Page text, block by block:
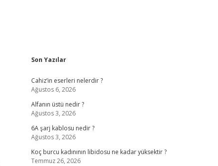
Sidebar
Son Yazılar
Cahiz’in eserleri nelerdir ?
Ağustos 6, 2026
Alfanın üstü nedir ?
Ağustos 3, 2026
6A şarj kablosu nedir ?
Ağustos 3, 2026
Koç burcu kadınının libidosu ne kadar yüksektir ?
Temmuz 26, 2026
ilbet mobil giriş